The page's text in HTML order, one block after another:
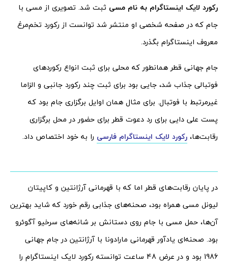
رکورد لایک اینستاگرام به نام مسی ثبت شد. تصویری از مسی با
جام که در صفحه شخصی او منتشر شد توانست از رکورد تخم‌مرغ
معروف اینستاگرام بگذرد.
جام جهانی قطر همانطور که محلی برای ثبت انواع رکوردهای
فوتبالی جذاب شد، جایی بود برای ثبت چند رکورد جانبی و الزاما
غیرمرتبط با فوتبال. برای مثال همان اوایل برگزاری جام بود که
پست علی دایی برای رد دعوت قطر برای حضور در محل برگزاری
رقابت‌ها، رکورد لایک اینستاگرام فارسی را به خود اختصاص داد.
در پایان رقابت‌های قطر اما که با قهرمانی آرژانتین و کاپیتان
لیونل مسی همراه بود، صحنه‌های جذابی رقم خورد که شاید بهترین
آن‌ها، حمل مسی با جام روی دستانش بر شانه‌های سرخیو آگوئرو
بود. صحنه‌ای یادآور قهرمانی مارادونا با آرژانتین در جام جهانی
1986 بود و در عرض 48 ساعت توانسته رکورد لایک اینستاگرام را